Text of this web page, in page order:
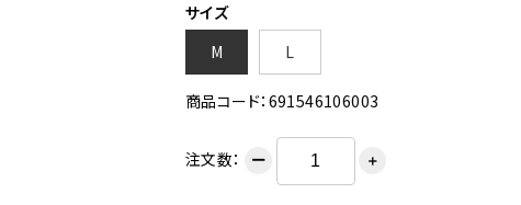
サイズ
M
L
商品コード：691546106003
注文数： ー ＋